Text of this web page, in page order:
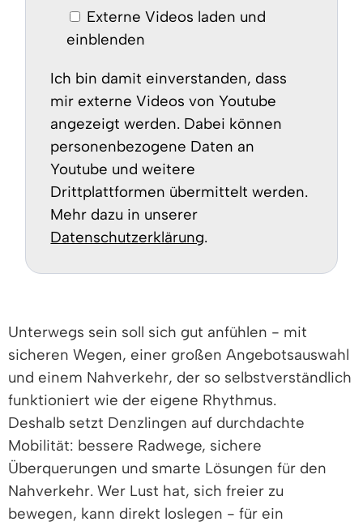
Externe Videos laden und
einblenden
Ich bin damit einverstanden, dass
mir externe Videos von Youtube
angezeigt werden. Dabei können
personenbezogene Daten an
Youtube und weitere
Drittplattformen übermittelt werden.
Mehr dazu in unserer
Datenschutzerklärung.
Unterwegs sein soll sich gut anfühlen - mit
sicheren Wegen, einer großen Angebotsauswahl
und einem Nahverkehr, der so selbstverständlich
funktioniert wie der eigene Rhythmus.
Deshalb setzt Denzlingen auf durchdachte
Mobilität: bessere Radwege, sichere
Überquerungen und smarte Lösungen für den
Nahverkehr. Wer Lust hat, sich freier zu
bewegen, kann direkt loslegen - für ein